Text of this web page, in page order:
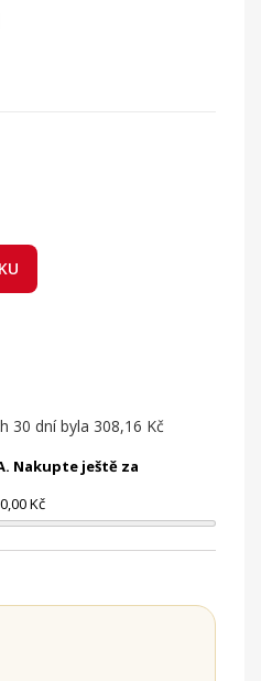
30 dní byla 308,16 Kč
Nakupte ještě za
Kč